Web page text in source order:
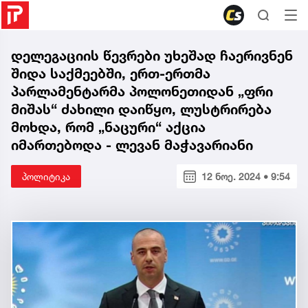
დელეგაციის წევრები უხეშად ჩაერივნენ
შიდა საქმეებში, ერთ-ერთმა
პარლამენტარმა პოლონეთიდან „ფრი
მიშას“ ძახილი დაიწყო, ლუსტრირება
მოხდა, რომ „ნაცური“ აქცია
იმართებოდა - ლევან მაჭავარიანი
პოლიტიკა 12 ნოე. 2024 • 9:54